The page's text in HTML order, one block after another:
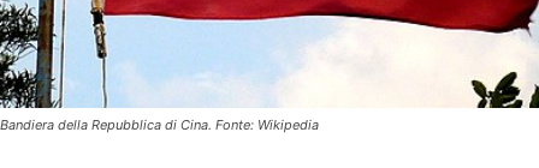
Bandiera della Repubblica di Cina. Fonte: Wikipedia